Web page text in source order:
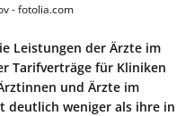
- fotolia.com
Leistungen der Ärzte im
Tarifverträge für Kliniken
und Ärzte im
deutlich weniger als ihre in